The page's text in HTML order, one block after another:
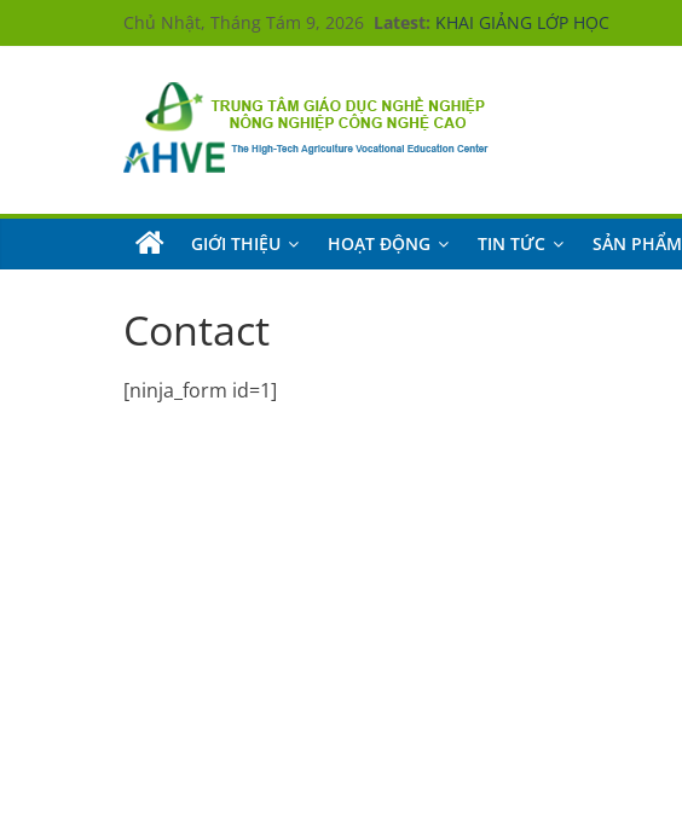
to
Chủ Nhật, Tháng Tám 9, 2026 Latest: KHAI GIẢNG LỚP HỌC
Hưởng ứng
KHAI GIẢNG LỚP HỌC
KHAI GIẢNG LỚP HỌC
Trung
tâm
Giáo
nghề
nghiệp
Nông
Công
nghệ
The
High-
GIỚI THIỆU HOẠT ĐỘNG TIN TỨC SẢN PHẨM
Contact
[ninja_form id=1]